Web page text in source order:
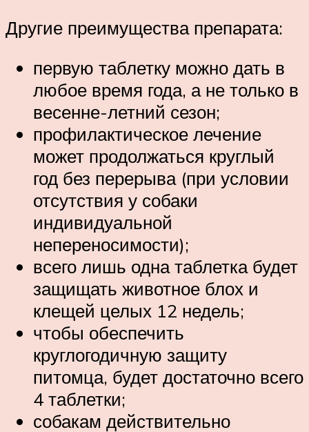
Другие преимущества препарата:
первую таблетку можно дать в
любое время года, а не только в
весенне-летний сезон;
профилактическое лечение
может продолжаться круглый
год без перерыва (при условии
отсутствия у собаки
индивидуальной
непереносимости);
всего лишь одна таблетка будет
защищать животное блох и
клещей целых 12 недель;
чтобы обеспечить
круглогодичную защиту
питомца, будет достаточно всего
4 таблетки;
собакам действительно